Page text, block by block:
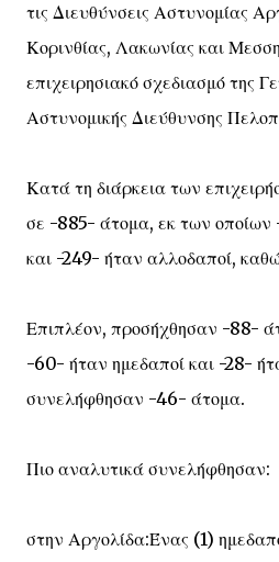
τις Διευθύνσεις Αστυνομίας
Κορινθίας, Λακωνίας και
επιχειρησιακό σχεδιασμό της
Αστυνομικής Διεύθυνσης
Κατά τη διάρκεια των
σε -885- άτομα, εκ των οποίων
και -249- ήταν αλλοδαποί,
Επιπλέον, προσήχθησαν -88-
-60- ήταν ημεδαποί και -28-
συνελήφθησαν -46- άτομα.
Πιο αναλυτικά συνελήφθησαν:
στην Αργολίδα:Ένας (1)